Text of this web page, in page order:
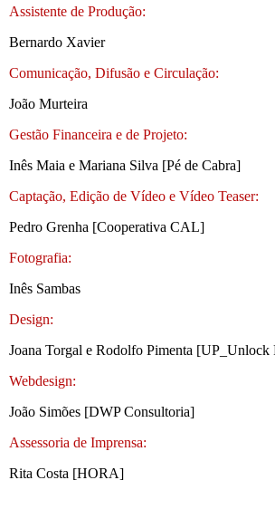
Assistente de Produção:
Bernardo Xavier
Comunicação, Difusão e Circulação:
João Murteira
Gestão Financeira e de Projeto:
Inês Maia e Mariana Silva [Pé de Cabra]
Captação, Edição de Vídeo e Vídeo Teaser:
Pedro Grenha [Cooperativa CAL]
Fotografia:
Inês Sambas
Design:
Joana Torgal e Rodolfo Pimenta [UP_Unlock
Webdesign:
João Simões [DWP Consultoria]
Assessoria de Imprensa:
Rita Costa [HORA]